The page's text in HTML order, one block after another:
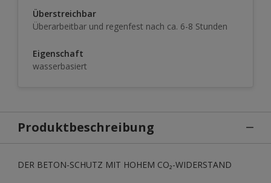
Überstreichbar
Überarbeitbar und regenfest nach ca. 6-8 Stunden
Eigenschaft
wasserbasiert
Produktbeschreibung
DER BETON-SCHUTZ MIT HOHEM CO₂-WIDERSTAND